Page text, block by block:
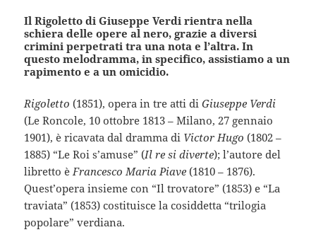
Il Rigoletto di Giuseppe Verdi rientra nella
schiera delle opere al nero, grazie a diversi
crimini perpetrati tra una nota e l’altra. In
questo melodramma, in specifico, assistiamo a un
rapimento e a un omicidio.
Rigoletto(1851), opera in tre atti diGiuseppe Verdi
(Le Roncole, 10 ottobre 1813 – Milano, 27 gennaio
1901), è ricavata dal dramma di Victor Hugo (1802 –
1885) “Le Roi s’amuse” (Il re si diverte); l’autore del
libretto èFrancesco Maria Piave (1810 – 1876).
Quest’opera insieme con “Il trovatore” (1853) e “La
traviata” (1853) costituisce la cosiddetta “trilogia
popolare” verdiana.